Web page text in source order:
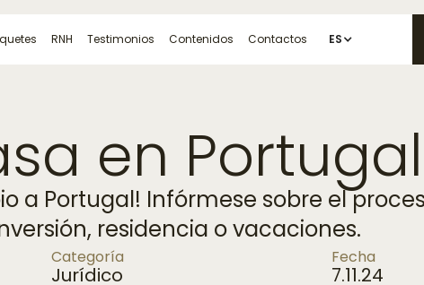
RNH Testimonios Contenidos Contactos ES
en Portugal
a Portugal! Infórmese sobre el
residencia o vacaciones.
Categoría
Jurídico
Fecha
7.11.24